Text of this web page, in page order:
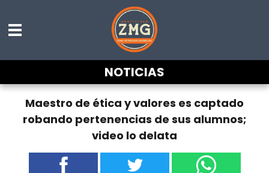
NOTICIAS
Maestro de ética y valores es captado
robando pertenencias de sus alumnos;
video lo delata